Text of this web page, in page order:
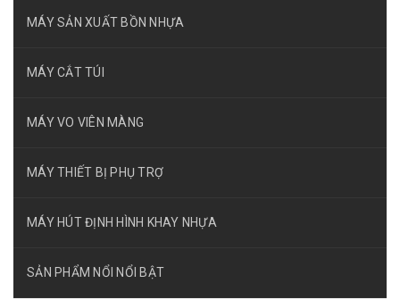
MÁY SẢN XUẤT BỒN NHỰA
MÁY CẮT TÚI
MÁY VO VIÊN MÀNG
MÁY THIẾT BỊ PHỤ TRỢ
MÁY HÚT ĐỊNH HÌNH KHAY NHỰA
SẢN PHẨM NỔI NỔI BẬT